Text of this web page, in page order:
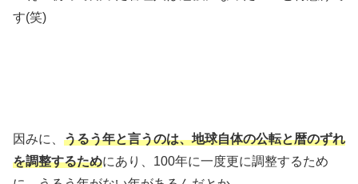
す(笑)
因みに、 うるう年と言うのは、地球自体の公転と暦のずれ
を調整するためにあり、100年に一度更に調整するため